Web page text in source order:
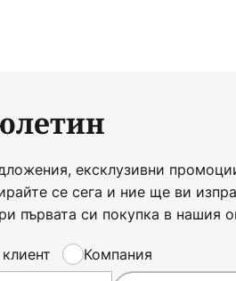
ексклузивни
се сега и ние ще ви
първата си покупка в нашия
Компания